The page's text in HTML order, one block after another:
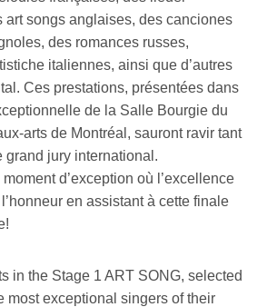
art songs anglaises, des canciones
des romances russes,
italiennes, ainsi que d’autres
Ces prestations, présentées dans
de la Salle Bourgie du
arts de Montréal, sauront ravir tant
grand jury international.
d’exception où l’excellence
en assistant à cette finale
in the Stage 1 ART SONG, selected
most exceptional singers of their